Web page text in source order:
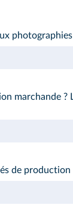
photographies
marchande ?
de production